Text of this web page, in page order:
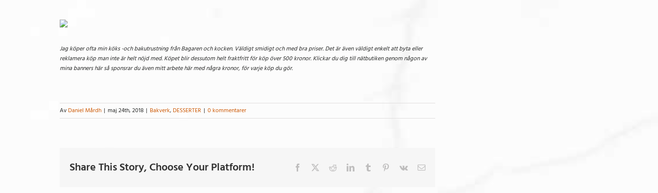
Jag köper ofta min köks -och bakutrustning från Bagaren och kocken. Väldigt smidigt och med bra priser. Det är även väldigt enkelt att byta eller
reklamera köp man inte är helt nöjd med. Köpet blir dessutom helt fraktfritt för köp över 500 kronor. Klickar du dig till nätbutiken genom någon av
mina banners här så sponsrar du även mitt arbete här med några kronor, för varje köp du gör.
Av Daniel Mårdh | maj 24th, 2018 | Bakverk, DESSERTER | 0 kommentarer
Share This Story, Choose Your Platform! Facebook RedditLinkedInTumblr Pinterest
Vk
E-